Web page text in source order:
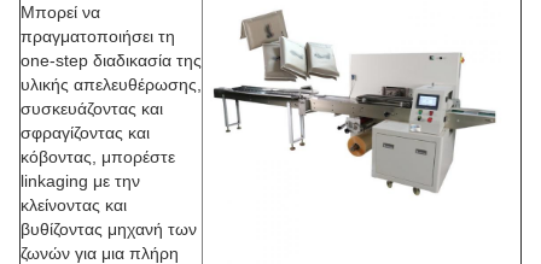
Μπορεί να
πραγματοποιήσει τη
one-step διαδικασία της
υλικής απελευθέρωσης,
συσκευάζοντας και
σφραγίζοντας και
κόβοντας, μπορέστε
linkaging με την
κλείνοντας και
βυθίζοντας μηχανή των
ζωνών για μια πλήρη